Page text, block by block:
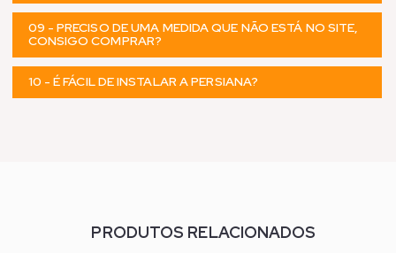
09 - PRECISO DE UMA MEDIDA QUE NÃO ESTÁ NO SITE,
CONSIGO COMPRAR?
10 - É FÁCIL DE INSTALAR A PERSIANA?
PRODUTOS RELACIONADOS